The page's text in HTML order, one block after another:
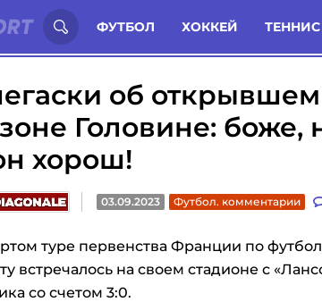
ФУТБОЛ ХОККЕЙ ТЕННИС
о спорте России: Статьи Комменты
об открывшем
Головине: боже,
хорош!
03.09.2023 Футбол. комментарии
туре первенства Франции по
встречалось на своем стадионе с
со счетом 3:0.